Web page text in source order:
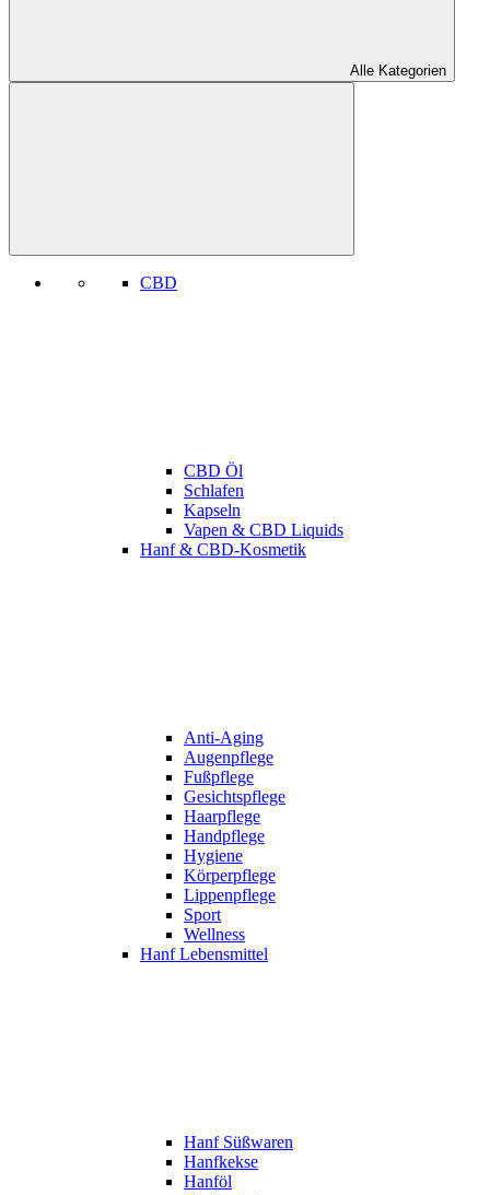
Alle Kategorien
CBD
CBD Öl
Schlafen
Kapseln
Vapen & CBD Liquids
Hanf & CBD-Kosmetik
Anti-Aging
Augenpflege
Fußpflege
Gesichtspflege
Haarpflege
Handpflege
Hygiene
Körperpflege
Lippenpflege
Sport
Wellness
Hanf Lebensmittel
Hanf Süßwaren
Hanfkekse
Hanföl